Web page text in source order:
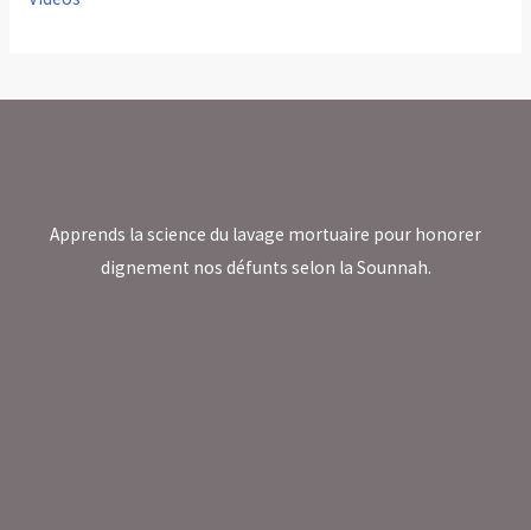
Apprends la science du lavage mortuaire pour honorer
dignement nos défunts selon la Sounnah.